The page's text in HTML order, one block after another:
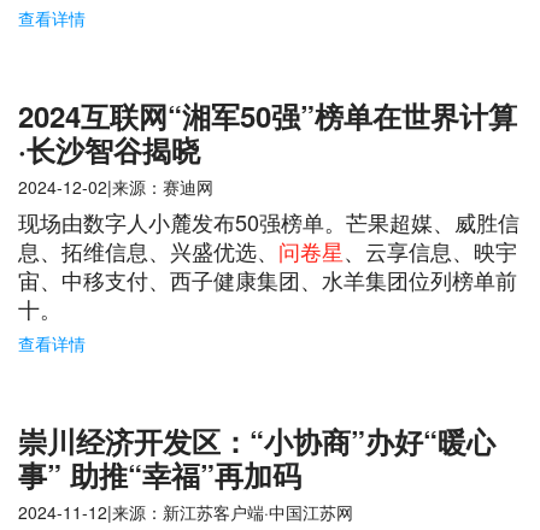
查看详情
2024互联网“湘军50强”榜单在世界计算
·长沙智谷揭晓
2024-12-02|来源：赛迪网
现场由数字人小麓发布50强榜单。芒果超媒、威胜信
息、拓维信息、兴盛优选、 问卷星、云享信息、映宇
宙、中移支付、西子健康集团、水羊集团位列榜单前
十。
查看详情
崇川经济开发区：“小协商”办好“暖心
事” 助推“幸福”再加码
2024-11-12|来源：新江苏客户端·中国江苏网